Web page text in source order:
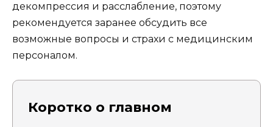
декомпрессия и расслабление, поэтому
рекомендуется заранее обсудить все
возможные вопросы и страхи с медицинским
персоналом.
Коротко о главном